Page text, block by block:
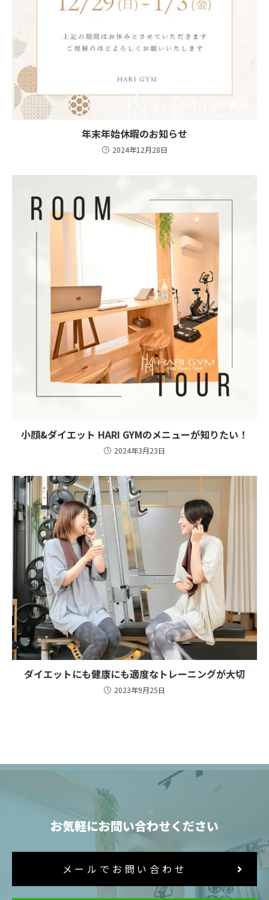
年末年始休暇のお知らせ
2024年12月28日
小顔&ダイエット HARI GYMのメニューが知りたい！
2024年3月23日
ダイエットにも健康にも適度なトレーニングが大切
2023年9月25日
お気軽にお問い合わせください
メールでお問い合わせ